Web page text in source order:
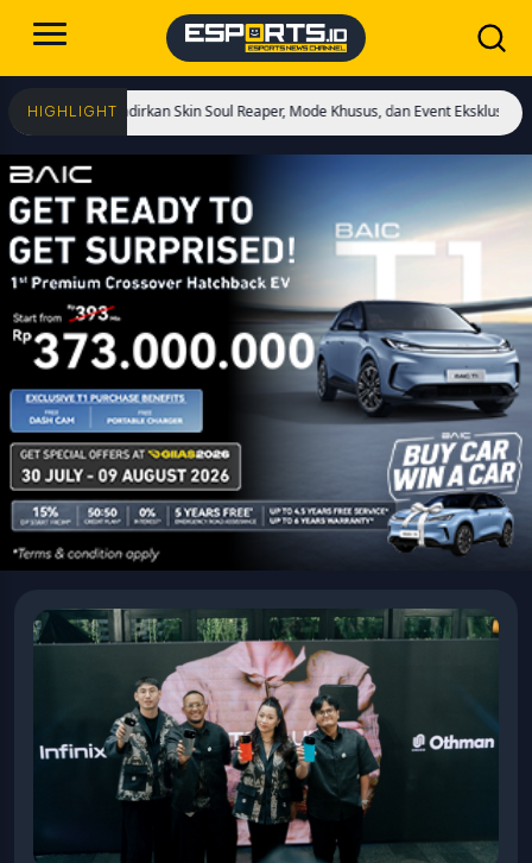
HIGHLIGHT
Hadirkan Skin Soul Reaper, Mode Khusus, dan Event Eksklusif! Cristiano